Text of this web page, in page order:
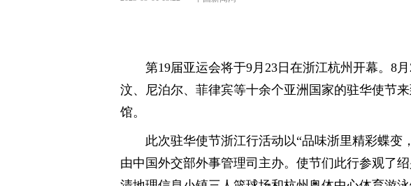
第19届亚运会将于9月23日在浙江杭州开幕。8
汶、尼泊尔、菲律宾等十余个亚洲国家的驻华使节
馆。
此次驻华使节浙江行活动以“品味浙里精彩蝶变
由中国外交部外事管理司主办。使节们此行参观了